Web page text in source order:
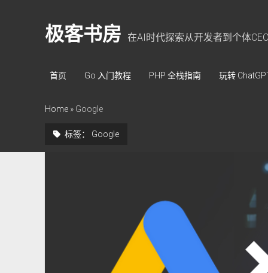
极客书房 在AI时代探索从开发者到个体CEO
首页 Go 入门教程 PHP 全栈指南 玩转
Home» Google
标签： Google